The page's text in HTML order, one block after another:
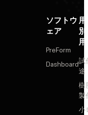
ソフトウ
ェア
PreForm
Dashboard試
途
樹
製
小